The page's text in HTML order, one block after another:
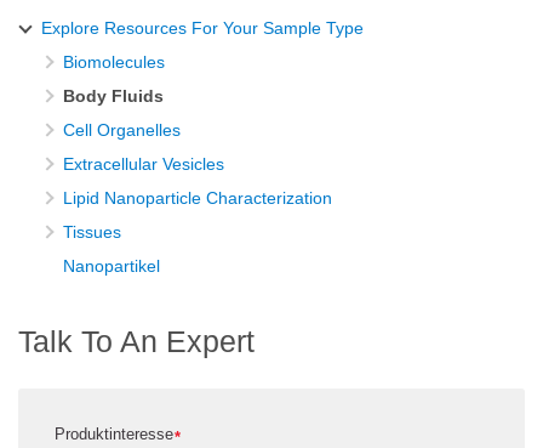
Explore Resources For Your Sample Type
Biomolecules
Body Fluids
Cell Organelles
Extracellular Vesicles
Lipid Nanoparticle Characterization
Tissues
Nanopartikel
Talk To An Expert
*
Produktinteresse